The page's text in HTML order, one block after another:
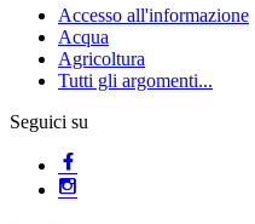
Accesso all'informazione
Acqua
Agricoltura
Tutti gli argomenti...
Seguici su